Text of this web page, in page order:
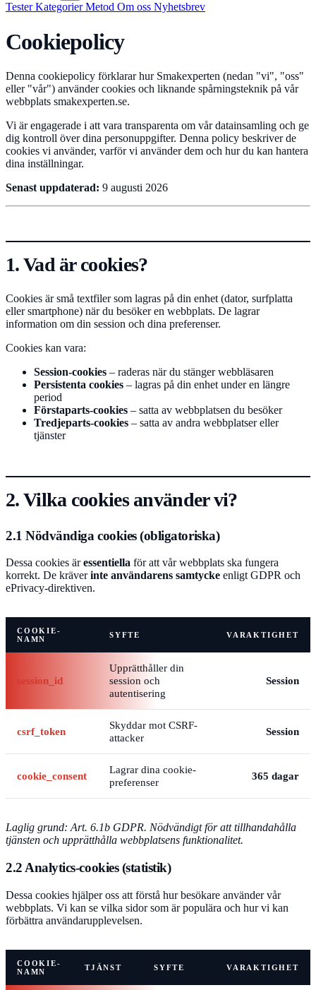
TesterKategorierMetod Om oss Nyhetsbrev
Cookiepolicy
Denna cookiepolicy förklarar hur Smakexperten (nedan "vi", "oss"
eller "vår") använder cookies och liknande spårningsteknik på vår
webbplats smakexperten.se.
Vi är engagerade i att vara transparenta om vår datainsamling och ge
dig kontroll över dina personuppgifter. Denna policy beskriver de
cookies vi använder, varför vi använder dem och hur du kan hantera
dina inställningar.
Senast uppdaterad: 9 augusti 2026
1. Vad är cookies?
Cookies är små textfiler som lagras på din enhet (dator, surfplatta
eller smartphone) när du besöker en webbplats. De lagrar
information om din session och dina preferenser.
Cookies kan vara:
Session-cookies – raderas när du stänger webbläsaren
Persistenta cookies – lagras på din enhet under en längre
period
Förstaparts-cookies – satta av webbplatsen du besöker
Tredjeparts-cookies – satta av andra webbplatser eller
tjänster
2. Vilka cookies använder vi?
2.1 Nödvändiga cookies (obligatoriska)
Dessa cookies äressentiella för att vår webbplats ska fungera
korrekt. De kräverinte användarens samtycke enligt GDPR och
ePrivacy-direktiven.
COOKIE-
NAMN
SYFTE VARAKTIGHET
session_id
Upprätthåller din
session och
autentisering
Session
csrf_token
Skyddar mot CSRF-
attacker
Session
cookie_consent
Lagrar dina cookie-
preferenser
365 dagar
Laglig grund: Art. 6.1b GDPR. Nödvändigt för att tillhandahålla
tjänsten och upprätthålla webbplatsens funktionalitet.
2.2 Analytics-cookies (statistik)
Dessa cookies hjälper oss att förstå hur besökare använder vår
webbplats. Vi kan se vilka sidor som är populära och hur vi kan
förbättra användarupplevelsen.
COOKIE-
NAMN
TJÄNST SYFTE VARAKTIGHET